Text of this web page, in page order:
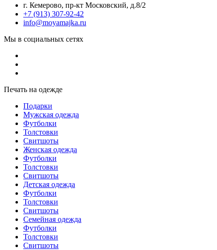
г. Кемерово, пр-кт Московский, д.8/2
+7 (913) 307-92-42
info@moyamajka.ru
Мы в социальных сетях
Печать на одежде
Подарки
Мужская одежда
Футболки
Толстовки
Свитшоты
Женская одежда
Футболки
Толстовки
Свитшоты
Детская одежда
Футболки
Толстовки
Свитшоты
Семейная одежда
Футболки
Толстовки
Свитшоты